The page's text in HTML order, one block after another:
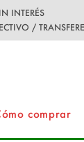
INTERÉS
/
comprar